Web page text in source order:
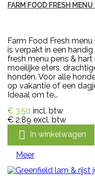
FARM FOOD FRESH
Farm Food Fresh
is verpakt in een
fresh menu pens & hart
moeilijke eters,
honden. Voor alle
op vakantie of een
Ideaal om te...
€ 3,50 incl. btw
€ 2,89 excl. btw
 In winkelwagen
Meer